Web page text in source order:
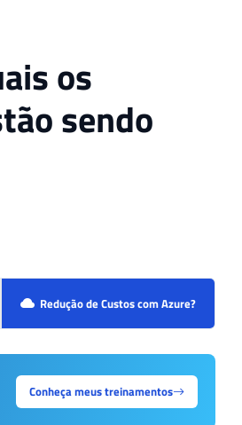
os
sendo
Redução de Custos com Azure?
Conheça meus treinamentos